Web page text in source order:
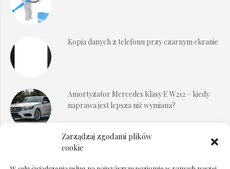
Zarządzaj zgodami plików
cookie
Kopia danych z telefonu przy czarnym ekranie
Amortyzator Mercedes Klasy E W212 – kiedy
naprawa jest lepsza niż wymiana?
Ile kosztuje psychoterapeuta prywatnie: cena